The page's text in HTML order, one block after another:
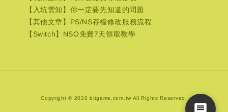
【入坑需知】你一定要先知道的問題
【其他文章】PS/NS存檔修改服務流程
【Switch】NSO免費7天領取教學
Copyright © 2026 bitgame.com.tw All Rights Reserved.